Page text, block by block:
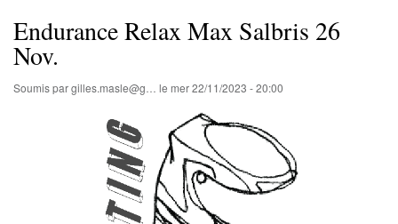
Endurance Relax Max Salbris 26
Nov.
Soumis pargilles.masle@g… le mer 22/11/2023 - 20:00